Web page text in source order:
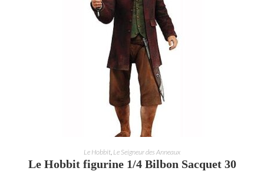
AJOUTER AU PANIER
Le Hobbit Le Seigneur des Anneaux
Le Hobbit figurine 1/4 Bilbon Sacquet 30